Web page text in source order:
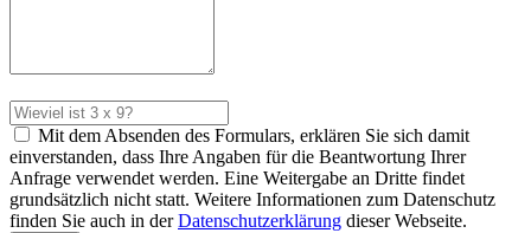
Mit dem Absenden des Formulars, erklären Sie sich damit
einverstanden, dass Ihre Angaben für die Beantwortung Ihrer
Anfrage verwendet werden. Eine Weitergabe an Dritte findet
grundsätzlich nicht statt. Weitere Informationen zum Datenschutz
finden Sie auch in derDatenschutzerklärung dieser Webseite.